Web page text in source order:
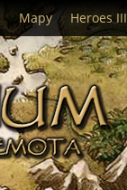
Mapy Heroes III